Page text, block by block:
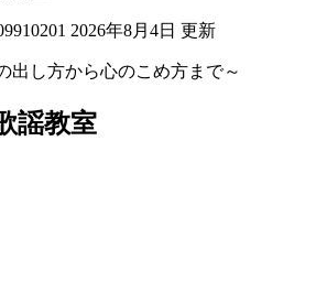
2026年8月4日 更新
出し方から心のこめ方まで～
謡教室